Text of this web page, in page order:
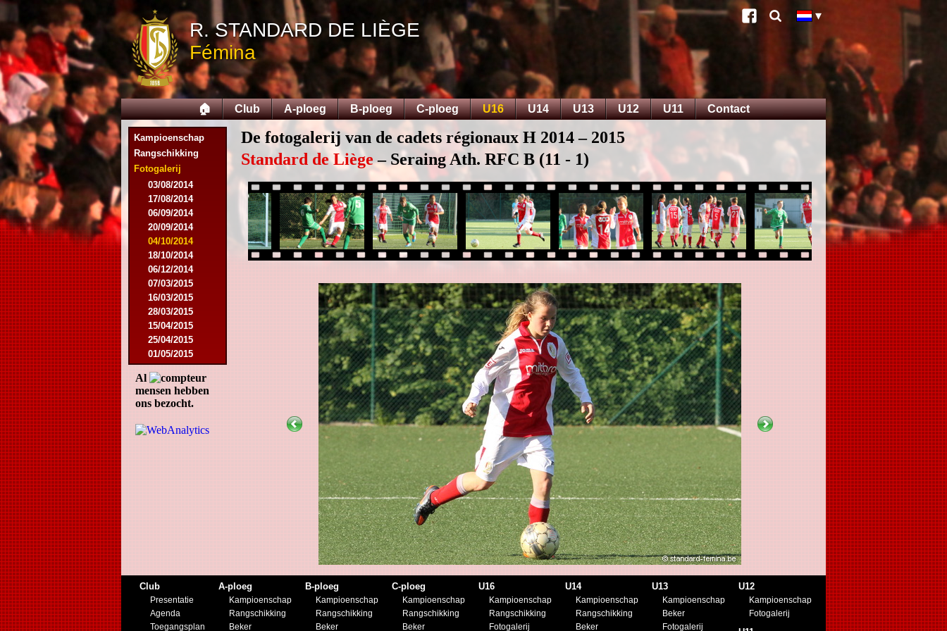
R. STANDARD DE LIÈGE
Fémina
🏠 Club A-ploeg B-ploeg C-ploeg U16 U14 U13 U12 U11 Contact
Kampioenschap
Rangschikking
Fotogalerij
03/08/2014
17/08/2014
06/09/2014
20/09/2014
04/10/2014
18/10/2014
06/12/2014
07/03/2015
16/03/2015
28/03/2015
15/04/2015
25/04/2015
01/05/2015
14/05/2015
17/05/2015
05/09/2015
13/09/2015
19/09/2015
10/10/2015
20/08/2016
08/10/2016
Al
mensen hebben
ons bezocht.
De fotogalerij van de cadets régionaux H 2014 – 2015
Standard de Liège– Seraing Ath. RFC B (11 - 1)
Club
Presentatie
Agenda
Toegangsplan
A-ploeg
Kampioenschap
Rangschikking
Beker
B-ploeg
Kampioenschap
Rangschikking
Beker
C-ploeg
Kampioenschap
Rangschikking
Beker
U16
Kampioenschap
Rangschikking
Fotogalerij
U14
Kampioenschap
Rangschikking
Beker
U13
Kampioenschap
Beker
Fotogalerij
U12
Kampioenschap
Fotogalerij